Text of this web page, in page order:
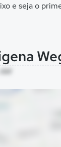
e seja o